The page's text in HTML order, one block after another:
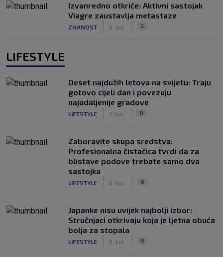
Izvanredno otkriće: Aktivni sastojak
Viagre zaustavlja metastaze
ZNANOST 6. kol. 2
LIFESTYLE
Deset najdužih letova na svijetu: Traju
gotovo cijeli dan i povezuju
najudaljenije gradove
LIFESTYLE 7. kol. 0
Zaboravite skupa sredstva:
Profesionalna čistačica tvrdi da za
blistave podove trebate samo dva
sastojka
LIFESTYLE 6. kol. 0
Japanke nisu uvijek najbolji izbor:
Stručnjaci otkrivaju koja je ljetna obuća
bolja za stopala
LIFESTYLE 6. kol. 0